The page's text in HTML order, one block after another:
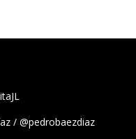
/ @pedrobaezdiaz